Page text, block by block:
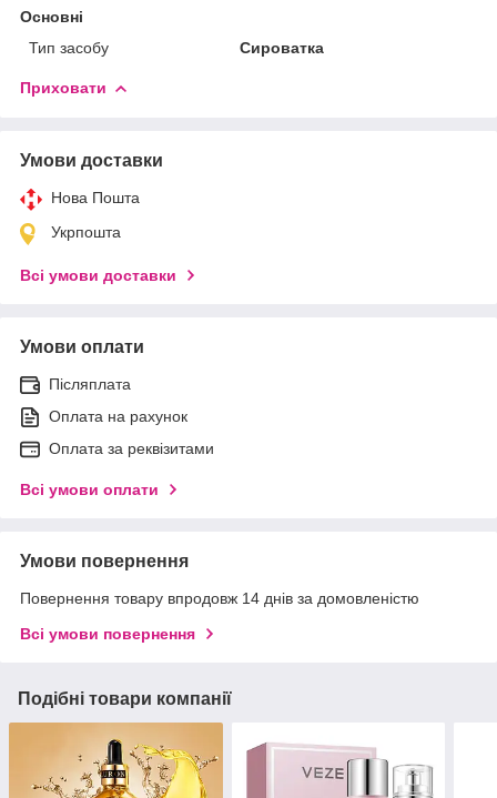
Основні
Тип засобу
Сироватка
Приховати
Умови доставки
Нова Пошта
Укрпошта
Всі умови доставки
Умови оплати
Післяплата
Оплата на рахунок
Оплата за реквізитами
Всі умови оплати
Умови повернення
Повернення товару впродовж 14 днів за домовленістю
Всі умови повернення
Подібні товари компанії